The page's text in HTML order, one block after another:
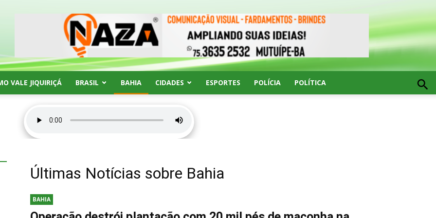
VALE JIQUIRIÇÁ BRASIL BAHIA CIDADES ESPORTES POLÍCIA POLÍTICA
Últimas Notícias sobre Bahia
BAHIA